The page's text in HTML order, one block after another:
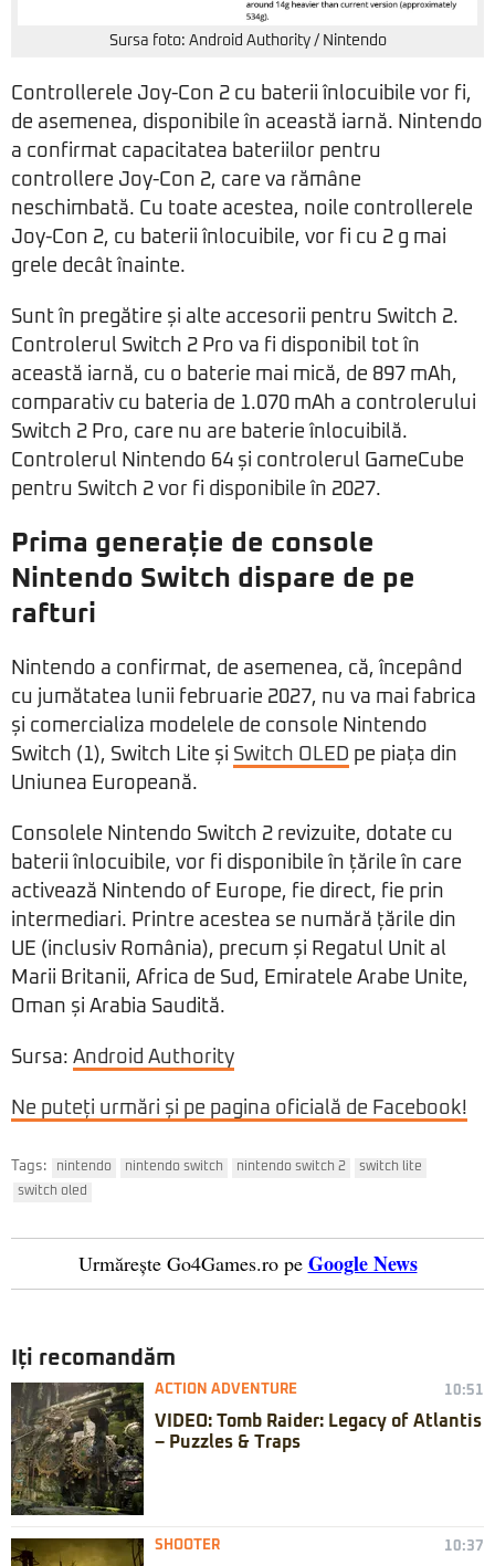
Sursa foto: Android Authority / Nintendo
Controllerele Joy-Con 2 cu baterii înlocuibile vor fi,
de asemenea, disponibile în această iarnă. Nintendo
a confirmat capacitatea bateriilor pentru
controllere Joy-Con 2, care va rămâne
neschimbată. Cu toate acestea, noile controllerele
Joy-Con 2, cu baterii înlocuibile, vor fi cu 2 g mai
grele decât înainte.
Sunt în pregătire și alte accesorii pentru Switch 2.
Controlerul Switch 2 Pro va fi disponibil tot în
această iarnă, cu o baterie mai mică, de 897 mAh,
comparativ cu bateria de 1.070 mAh a controlerului
Switch 2 Pro, care nu are baterie înlocuibilă.
Controlerul Nintendo 64 și controlerul GameCube
pentru Switch 2 vor fi disponibile în 2027.
Prima generație de console
Nintendo Switch dispare de pe
rafturi
Nintendo a confirmat, de asemenea, că, începând
cu jumătatea lunii februarie 2027, nu va mai fabrica
și comercializa modelele de console Nintendo
Switch (1), Switch Lite și Switch OLED pe piața din
Uniunea Europeană.
Consolele Nintendo Switch 2 revizuite, dotate cu
baterii înlocuibile, vor fi disponibile în țările în care
activează Nintendo of Europe, fie direct, fie prin
intermediari. Printre acestea se numără țările din
UE (inclusiv România), precum și Regatul Unit al
Marii Britanii, Africa de Sud, Emiratele Arabe Unite,
Oman și Arabia Saudită.
Sursa: Android Authority
Ne puteți urmări și pe pagina oficială de Facebook!
Tags: nintendo nintendo switch nintendo switch 2
switch lite
switch oled
Urmărește Go4Games.ro pe Google News
Iți recomandăm
ACTION ADVENTURE 10:51
VIDEO: Tomb Raider: Legacy of Atlantis
– Puzzles & Traps
SHOOTER 10:37